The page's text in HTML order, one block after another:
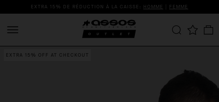
EXTRA 15% DE RÉDUCTION À LA CAISSE: HOMME | FEMME
EXTRA 15% OFF AT CHECKOUT